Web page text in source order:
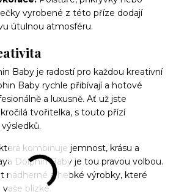
vyrobené z této příze dodají
útulnou atmosféru.
Baby je radostí pro každou kreativní
Baby rychle přibívají a hotové
a luxusně. Ať už jste
tvořitelka, s touto přízí
kombinuje jemnost, krásu a
Dolphin Baby je tou pravou volbou.
nádherné a hebké výrobky, které
blízké.